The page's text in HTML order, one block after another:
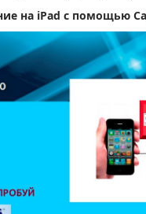
на iPad с помощью